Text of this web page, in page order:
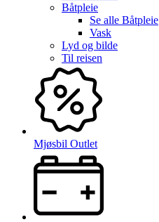
Båtpleie
Se alle Båtpleie
Vask
Lyd og bilde
Til reisen
Mjøsbil Outlet